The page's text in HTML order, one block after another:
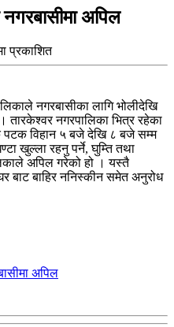
नगरबासीमा अपिल
प्रकाशित
नगरबासीका लागि भोलीदेखि
तारकेश्वर नगरपालिका भित्र रहेका
पटक विहान ५ बजे देखि ८ बजे सम्म
खुल्ला रहनु पर्ने, घुम्ति तथा
अपिल गरेको हो । यस्तै
बाट बाहिर ननिस्कीन समेत अनुरोध
अपिल